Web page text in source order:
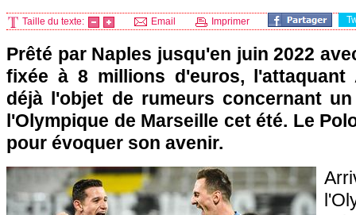
Taille du texte: Email Imprimer
Prêté par Naples jusqu'en juin 2022
fixée à 8 millions d'euros, l'attaquant
déjà l'objet de rumeurs concernant
l'Olympique de Marseille cet été. Le
pour évoquer son avenir.